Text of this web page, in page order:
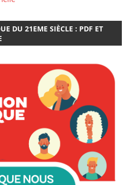
DU 21EME SIÈCLE : PDF ET